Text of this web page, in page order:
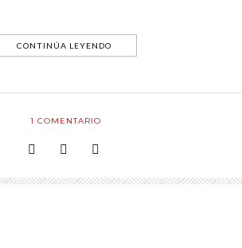
CONTINÚA LEYENDO
1 COMENTARIO